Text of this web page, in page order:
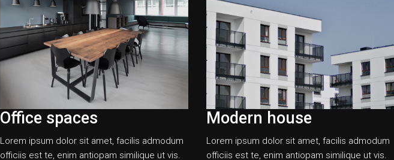
Office spaces
Lorem ipsum dolor sit amet, facilis admodum
officiis est te, enim antiopam similique ut vis.
Modern house
Lorem ipsum dolor sit amet, facilis admodum
officiis est te, enim antiopam similique ut vis.